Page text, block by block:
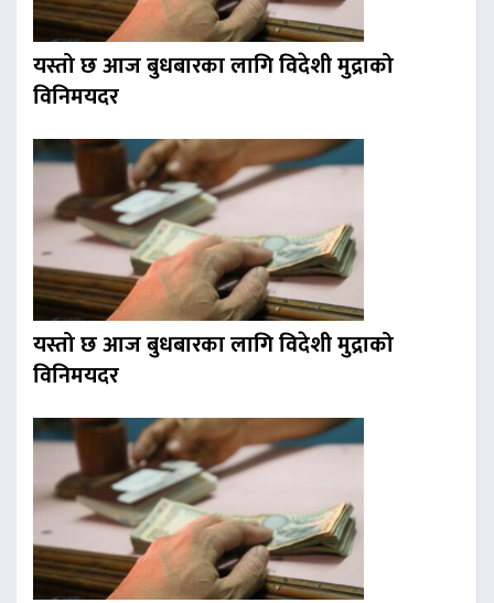
यस्तो छ आज बुधबारका लागि विदेशी मुद्राको
विनिमयदर
यस्तो छ आज बुधबारका लागि विदेशी मुद्राको
विनिमयदर